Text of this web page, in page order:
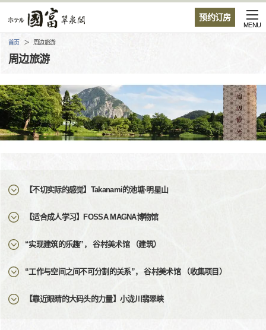
预约订房
MENU
首页 周边旅游
周边旅游
【不切实际的感觉】Takanami的池塘·明星山
【适合成人学习】FOSSA MAGNA博物馆
“实现建筑的乐趣”， 谷村美术馆 （建筑）
“工作与空间之间不可分割的关系”， 谷村美术馆 （收集项目）
【靠近眼睛的大码头的力量】小泷川翡翠峡